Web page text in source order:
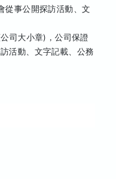
從事公開探訪活動、文
司大小章)，公司保證
活動、文字記載、公務